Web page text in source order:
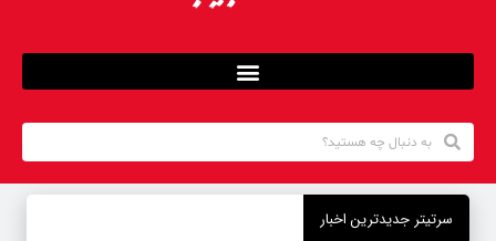
سرتیتر جدیدترین اخبار